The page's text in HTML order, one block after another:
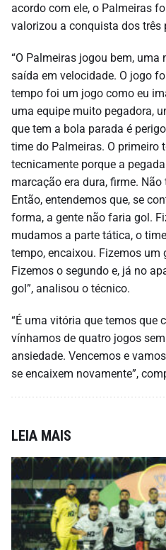
acordo com ele, o Palmeiras
valorizou a conquista dos três
“O Palmeiras jogou bem,
saída em velocidade. O jogo
tempo foi um jogo como eu
uma equipe muito pegadora,
que tem a bola parada é
time do Palmeiras. O primeiro
tecnicamente porque a
marcação era dura, firme.
Então, entendemos que, se
forma, a gente não faria gol.
mudamos a parte tática, o
tempo, encaixou. Fizemos um
Fizemos o segundo e, já no
gol”, analisou o técnico.
“É uma vitória que temos que
vínhamos de quatro jogos
ansiedade. Vencemos e
se encaixem novamente”,
LEIA MAIS